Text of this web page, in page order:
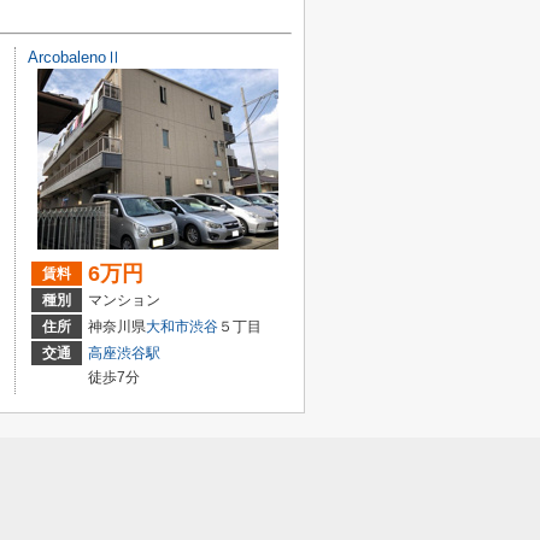
ArcobalenoⅡ
賃料 6万円
種別
マンション
住所
神奈川県大和市渋谷 ５丁目
交通
高座渋谷駅
徒歩7分